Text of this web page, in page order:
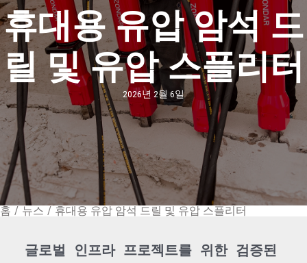
휴대용 유압 암석 드
릴 및 유압 스플리터
2026년 2월 6일
홈 / 뉴스 / 휴대용 유압 암석 드릴 및 유압 스플리터
글로벌 인프라 프로젝트를 위한 검증된